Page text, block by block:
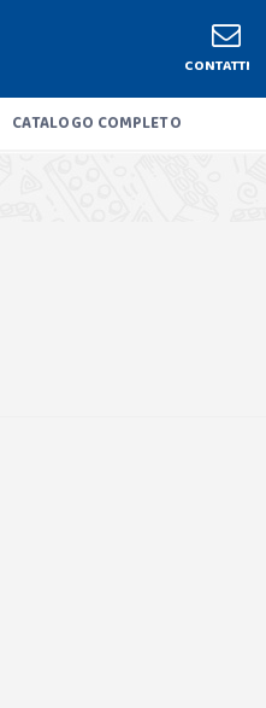
CONTATTI
CATALOGO COMPLETO